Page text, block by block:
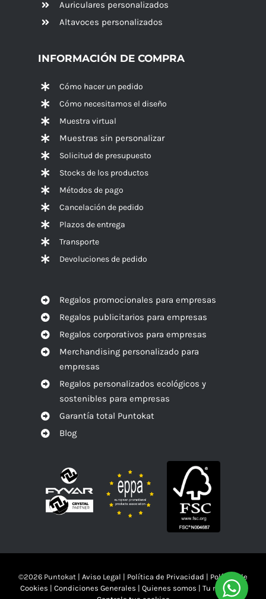
Auriculares personalizados
Altavoces personalizados
INFORMACIÓN DE COMPRA
Cómo hacer un pedido
Cómo necesitamos el diseño
Muestra virtual
Muestras sin personalizar
Solicitud de presupuesto
Stocks de los productos
Métodos de pago
Cancelación de pedido
Plazos de entrega
Transporte
Devoluciones de pedido
Regalos promocionales para empresas
Regalos publicitarios para empresas
Regalos corporativos para empresas
Merchandising personalizado para
empresas
Regalos personalizados ecológicos y
sostenibles para empresas
Garantía total Puntokat
Blog
©2026 Puntokat | Aviso Legal | Política de Privacidad | Política de
Cookies | Condiciones Generales | Quienes somos | Tu mandas!!